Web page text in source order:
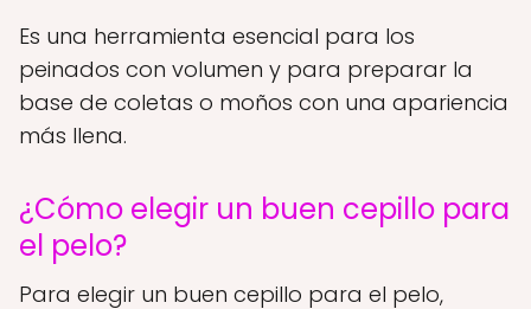
Es una herramienta esencial para los
peinados con volumen y para preparar la
base de coletas o moños con una apariencia
más llena.
¿Cómo elegir un buen cepillo para
el pelo?
Para elegir un buen cepillo para el pelo,